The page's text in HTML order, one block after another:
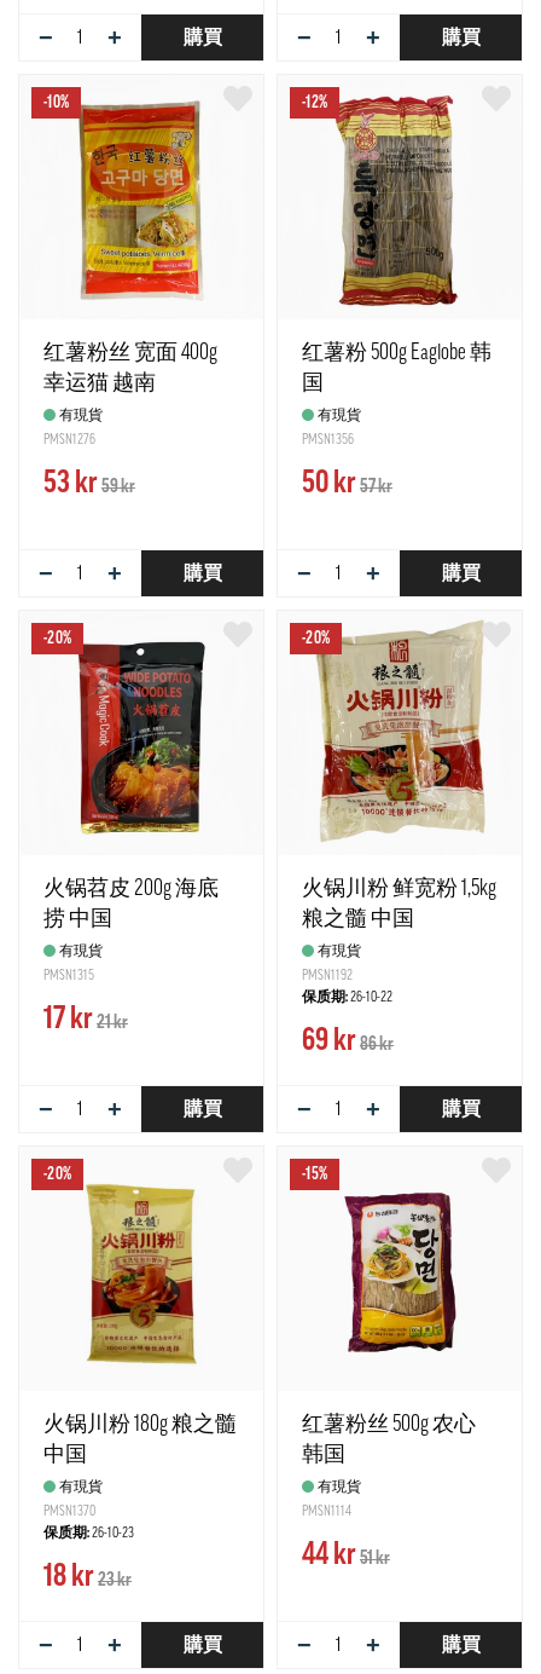
− + 購買 − + 購買
-10%
红薯粉丝 宽面 400g
幸运猫 越南
有現貨
PMSN1276
53 kr59 kr
− + 購買
-12%
红薯粉 500g Eaglobe 韩
国
有現貨
PMSN1356
50 kr57 kr
− + 購買
-20%
火锅苕皮 200g 海底
捞 中国
有現貨
PMSN1315
17 kr21 kr
− + 購買
-20%
火锅川粉 鲜宽粉 1,5kg
粮之髓 中国
有現貨
PMSN1192
保质期:26-10-22
69 kr86 kr
− + 購買
-20%
火锅川粉 180g 粮之髓
中国
有現貨
PMSN1370
保质期:26-10-23
18 kr23 kr
− + 購買
-15%
红薯粉丝 500g 农心
韩国
有現貨
PMSN1114
44 kr51 kr
− + 購買